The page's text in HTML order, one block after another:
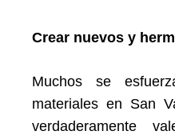
Crear nuevos y
Muchos se
materiales en San
verdaderamente